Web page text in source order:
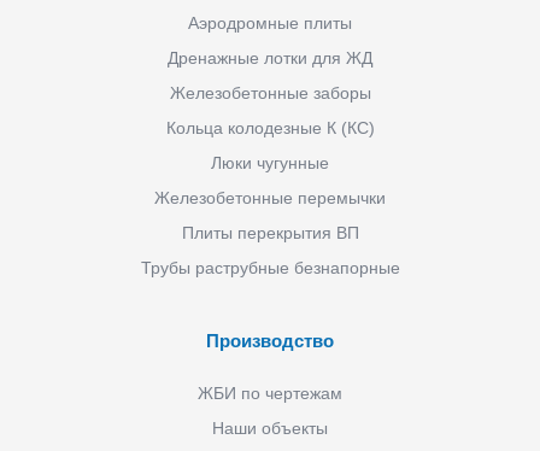
Аэродромные плиты
Дренажные лотки для ЖД
Железобетонные заборы
Кольца колодезные К (КС)
Люки чугунные
Железобетонные перемычки
Плиты перекрытия ВП
Трубы раструбные безнапорные
Производство
ЖБИ по чертежам
Наши объекты